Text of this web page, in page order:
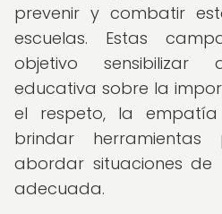
prevenir y combatir
escuelas. Estas
objetivo
educativa sobre la
el respeto, la
brindar
abordar situaciones de
adecuada.